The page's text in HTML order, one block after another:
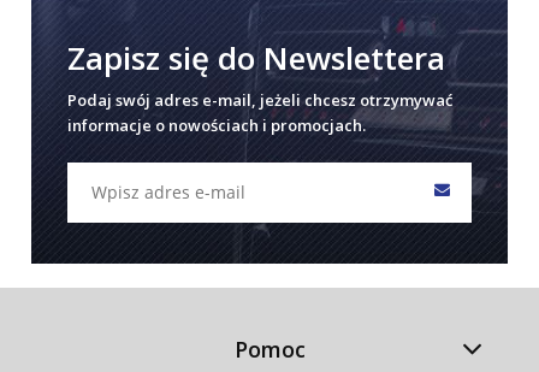
Zapisz się do Newslettera
Podaj swój adres e-mail, jeżeli chcesz otrzymywać
informacje o nowościach i promocjach.
Pomoc